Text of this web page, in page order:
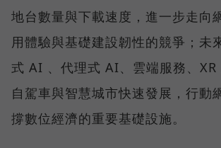
地台數量與下載速度，進一步走向
用體驗與基礎建設韌性的競爭；未
式 AI 、代理式 AI、雲端服務、XR
自駕車與智慧城市快速發展，行動
撐數位經濟的重要基礎設施。